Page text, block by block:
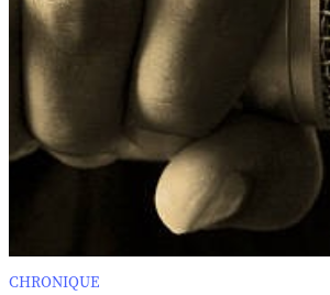
CHRONIQUE